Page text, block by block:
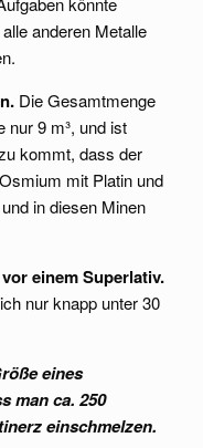
anderen Metalle
Die Gesamtmenge
nur 9 m³, und ist
kommt, dass der
mit Platin und
in diesen Minen
einem Superlativ.
nur knapp unter 30
eines
man ca. 250
einschmelzen.